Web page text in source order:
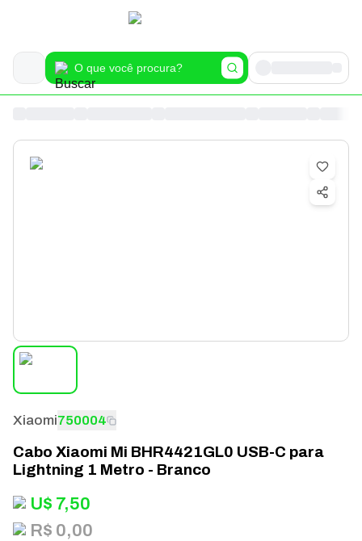
Xiaomi750004
Cabo Xiaomi Mi BHR4421GL0 USB-C para
Lightning 1 Metro - Branco
U$ 7,50
R$ 0,00